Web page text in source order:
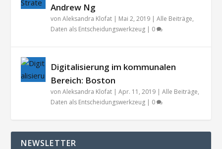
Andrew Ng
vonAleksandra Klofat | Mai 2, 2019 |Alle Beiträge,
Daten als Entscheidungswerkzeug | 0
Digitalisierung im kommunalen
Bereich: Boston
vonAleksandra Klofat |Apr. 11, 2019 |Alle Beiträge,
Daten als Entscheidungswerkzeug | 0
NEWSLETTER